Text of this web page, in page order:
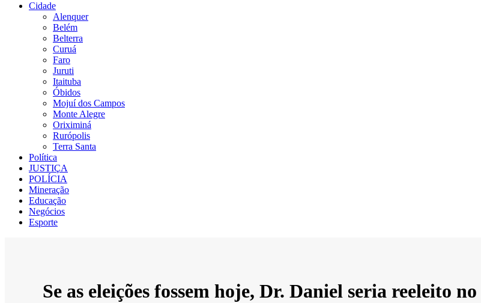
Cidade
Alenquer
Belém
Belterra
Curuá
Faro
Juruti
Itaituba
Óbidos
Mojuí dos Campos
Monte Alegre
Oriximiná
Rurópolis
Terra Santa
Política
JUSTIÇA
POLÍCIA
Mineração
Educação
Negócios
Esporte
Se as eleições fossem hoje, Dr. Daniel seria reeleito